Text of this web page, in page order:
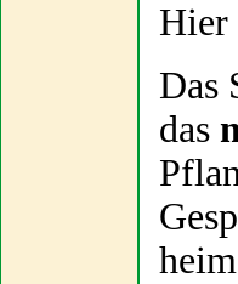
Hier
Das
das